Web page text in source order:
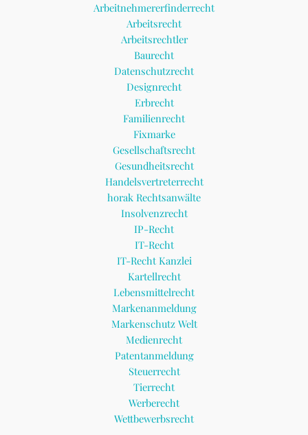
Arbeitnehmererfinderrecht
Arbeitsrecht
Arbeitsrechtler
Baurecht
Datenschutzrecht
Designrecht
Erbrecht
Familienrecht
Fixmarke
Gesellschaftsrecht
Gesundheitsrecht
Handelsvertreterrecht
horak Rechtsanwälte
Insolvenzrecht
IP-Recht
IT-Recht
IT-Recht Kanzlei
Kartellrecht
Lebensmittelrecht
Markenanmeldung
Markenschutz Welt
Medienrecht
Patentanmeldung
Steuerrecht
Tierrecht
Werberecht
Wettbewerbsrecht